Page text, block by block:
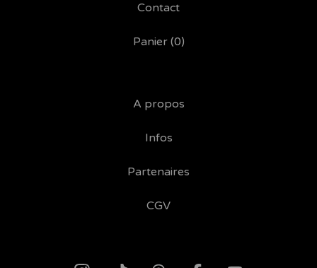
Contact
Panier (0)
A propos
Infos
Partenaires
CGV